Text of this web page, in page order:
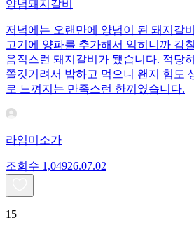
양념돼지갈비
저녁에는 오랜만에 양념이 된 돼지갈
고기에 양파를 추가해서 익히니까 감
음직스런 돼지갈비가 됐습니다. 적당
쫄깃거려서 밥하고 먹으니 왠지 힘도
로 느껴지는 만족스런 한끼였습니다.
라임미소가
조회수 1,04926.07.02
15